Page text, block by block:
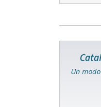
Un